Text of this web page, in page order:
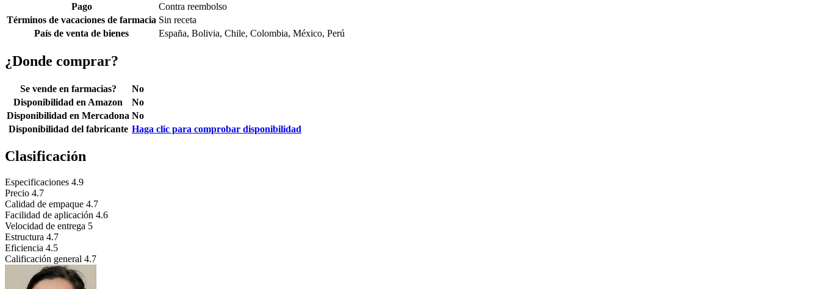
Pago
Contra reembolso
Términos de vacaciones de farmacia Sin receta
País de venta de bienes
España, Bolivia, Chile, Colombia, México, Perú
¿Donde comprar?
Se vende en farmacias?
No
Disponibilidad en Amazon
No
Disponibilidad en Mercadona No
Disponibilidad del fabricante Haga clic para comprobar disponibilidad
Clasificación
Especificaciones 4.9
Precio 4.7
Calidad de empaque 4.7
Facilidad de aplicación 4.6
Velocidad de entrega 5
Estructura 4.7
Eficiencia 4.5
Calificación general 4.7